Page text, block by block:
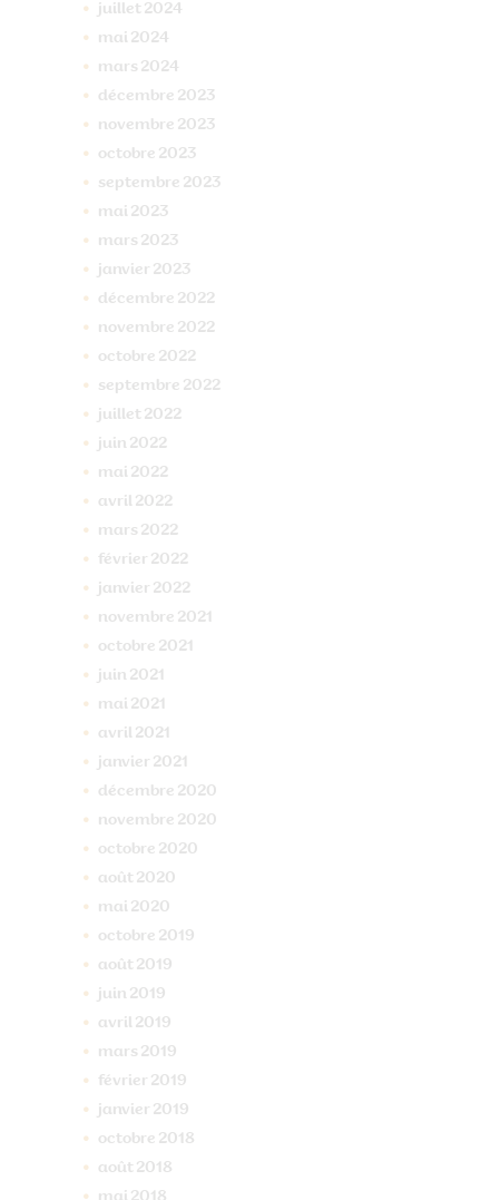
juillet 2024
mai 2024
mars 2024
décembre 2023
novembre 2023
octobre 2023
septembre 2023
mai 2023
mars 2023
janvier 2023
décembre 2022
novembre 2022
octobre 2022
septembre 2022
juillet 2022
juin 2022
mai 2022
avril 2022
mars 2022
février 2022
janvier 2022
novembre 2021
octobre 2021
juin 2021
mai 2021
avril 2021
janvier 2021
décembre 2020
novembre 2020
octobre 2020
août 2020
mai 2020
octobre 2019
août 2019
juin 2019
avril 2019
mars 2019
février 2019
janvier 2019
octobre 2018
août 2018
mai 2018